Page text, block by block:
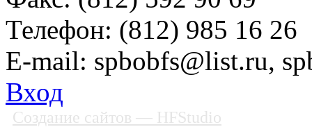
Телефон: (812) 985 16 26
E-mail: spbobfs@list.ru,
Вход
Создание сайтов — HFStudio